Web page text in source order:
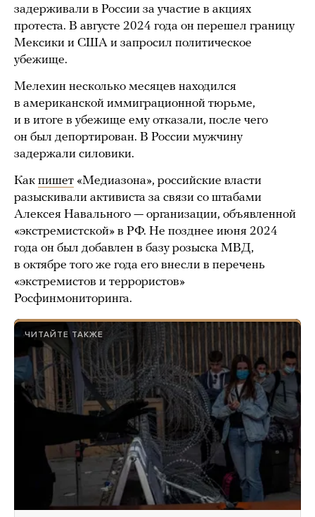
задерживали в России за участие в акциях
протеста. В августе 2024 года он перешел границу
Мексики и США и запросил политическое
убежище.
Мелехин несколько месяцев находился
в американской иммиграционной тюрьме,
и в итоге в убежище ему отказали, после чего
он был депортирован. В России мужчину
задержали силовики.
Как пишет «Медиазона», российские власти
разыскивали активиста за связи со штабами
Алексея Навального — организации, объявленной
«экстремистской» в РФ. Не позднее июня 2024
года он был добавлен в базу розыска МВД,
в октябре того же года его внесли в перечень
«экстремистов и террористов»
Росфинмониторинга.
ЧИТАЙТЕ ТАКЖЕ